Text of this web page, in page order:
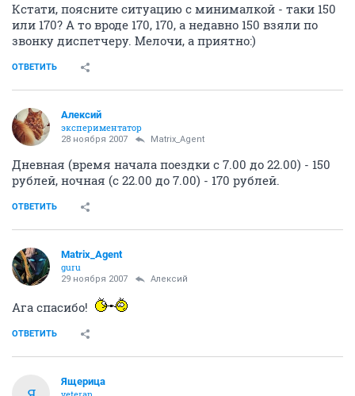
Кстати, поясните ситуацию с минималкой - таки 150
или 170? А то вроде 170, 170, а недавно 150 взяли по
звонку диспетчеру. Мелочи, а приятно:)
ОТВЕТИТЬ
Алексий
экспериментатор
28 ноября 2007 Matrix_Agent
Дневная (время начала поездки с 7.00 до 22.00) - 150
рублей, ночная (с 22.00 до 7.00) - 170 рублей.
ОТВЕТИТЬ
Matrix_Agent
guru
29 ноября 2007 Алексий
Ага спасибо!
ОТВЕТИТЬ
Ящерица